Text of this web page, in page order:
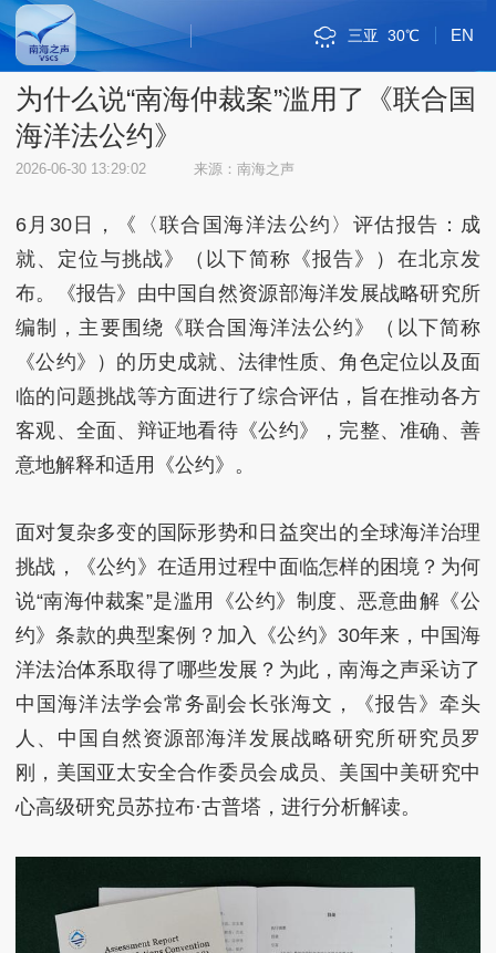
EN
河内 38℃
三沙 32℃
三亚 30℃
琼海 34℃
海口 32℃
斯里巴加湾 34℃
金边 34℃
雅加达 33℃
万象 31℃
吉隆坡 34℃
马尼拉 30℃
新加坡市 33℃
曼谷 34℃
内比都 31℃
河内 38℃
三沙 32℃
为什么说“南海仲裁案”滥用了《联合国
海洋法公约》
2026-06-30 13:29:02 来源：南海之声
6月30日，《〈联合国海洋法公约〉评估报告：成
就、定位与挑战》（以下简称《报告》）在北京发
布。《报告》由中国自然资源部海洋发展战略研究所
编制，主要围绕《联合国海洋法公约》（以下简称
《公约》）的历史成就、法律性质、角色定位以及面
临的问题挑战等方面进行了综合评估，旨在推动各方
客观、全面、辩证地看待《公约》，完整、准确、善
意地解释和适用《公约》。
面对复杂多变的国际形势和日益突出的全球海洋治理
挑战，《公约》在适用过程中面临怎样的困境？为何
说“南海仲裁案”是滥用《公约》制度、恶意曲解《公
约》条款的典型案例？加入《公约》30年来，中国海
洋法治体系取得了哪些发展？为此，南海之声采访了
中国海洋法学会常务副会长张海文，《报告》牵头
人、中国自然资源部海洋发展战略研究所研究员罗
刚， 美国亚太安全合作委员会成员、美国中美研究中
心高级研究员苏拉布·古普塔 ，进行分析解读。